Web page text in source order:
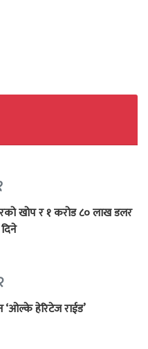
खोप र १ करोड ८० लाख डलर
हेरिटेज राईड’